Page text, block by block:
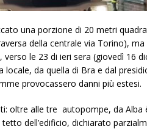
una porzione di 20 metri
della centrale via Torino),
verso le 23 di ieri sera (giovedì 16
locale, da quella di Bra e dal
provocassero danni più estesi.
oltre alle tre autopompe, da Alba
dell’edificio, dichiarato